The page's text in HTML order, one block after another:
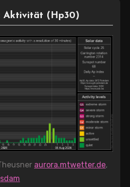
Aktivität (Hp30)
aurora.mtwetter.de,